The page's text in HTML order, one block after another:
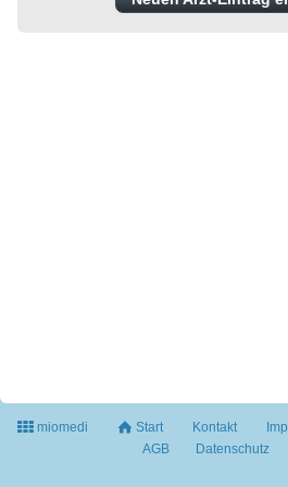
miomedi Start Kontakt
AGB
Datenschutz